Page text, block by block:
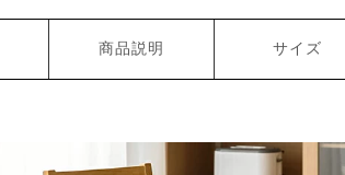
商品説明 サイズ